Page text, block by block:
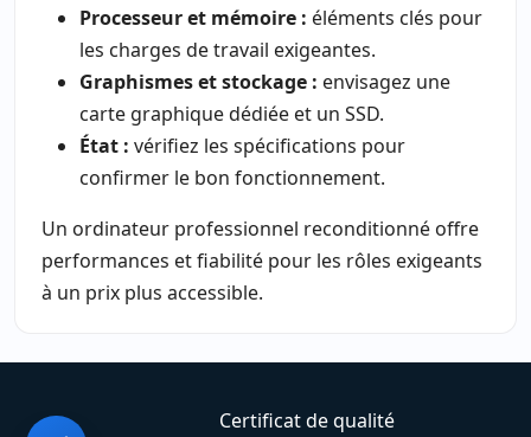
Processeur et mémoire : éléments clés pour
les charges de travail exigeantes.
Graphismes et stockage : envisagez une
carte graphique dédiée et un SSD.
État : vérifiez les spécifications pour
confirmer le bon fonctionnement.
Un ordinateur professionnel reconditionné offre
performances et fiabilité pour les rôles exigeants
à un prix plus accessible.
Certificat de qualité